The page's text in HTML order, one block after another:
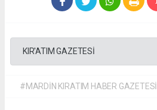
KIR'ATIM GAZETESİ
#MARDİN KIRATIM HABER GAZETESİ